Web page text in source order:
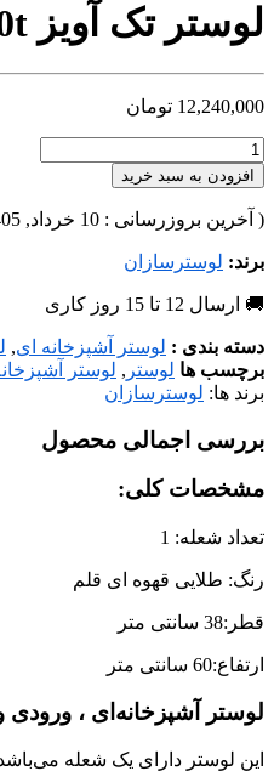
لوستر تک آویز L1460t لوسترسازان
12,240,000 تومان
افزودن به سبد خرید
( آخرین بروزرسانی : 10 خرداد, 1405 )
برند: لوسترسازان
🚚 ارسال 12 تا 15 روز کاری
دسته بندی : لوستر آشپزخانه ای,
برچسب ها لوستر , لوستر
برند ها: لوسترسازان
بررسی اجمالی محصول
مشخصات کلی:
تعداد شعله: 1
رنگ: طلایی قهوه ای قلم
قطر:38 سانتی متر
ارتفاع:60 سانتی متر
لوستر آشپزخانه‌ای ، ورودی
این لوستر دارای یک شعله